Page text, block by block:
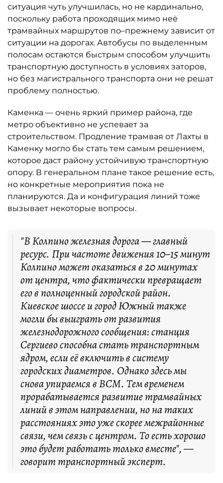
ситуация чуть улучшилась, но не кардинально,
поскольку работа проходящих мимо неё
трамвайных маршрутов по–прежнему зависит от
ситуации на дорогах. Автобусы по выделенным
полосам остаются быстрым способом улучшить
транспортную доступность в условиях заторов,
но без магистрального транспорта они не решат
проблему полностью.
Каменка — очень яркий пример района, где
метро объективно не успевает за
строительством. Продление трамвая от Лахты в
Каменку могло бы стать тем самым решением,
которое даст району устойчивую транспортную
опору. В генеральном плане такое решение есть,
но конкретные мероприятия пока не
планируются. Да и конфигурация линий тоже
вызывает некоторые вопросы.
"В Колпино железная дорога — главный
ресурс. При частоте движения 10–15 минут
Колпино может оказаться в 20 минутах
от центра, что фактически превращает
его в полноценный городской район.
Киевское шоссе и город Южный также
могли бы выиграть от развития
железнодорожного сообщения: станция
Сергиево способна стать транспортным
ядром, если её включить в систему
городских диаметров. Однако здесь мы
снова упираемся в ВСМ. Тем временем
прорабатывается развитие трамвайных
линий в этом направлении, но на таких
расстояниях это уже скорее межрайонные
связи, чем связь с центром. То есть хорошо
это будет работать только вместе", —
говорит транспортный эксперт.